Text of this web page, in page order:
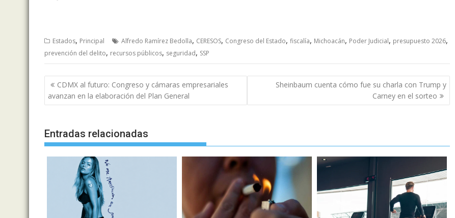
Estados, Principal Alfredo Ramírez Bedolla, CERESOS, Congreso del Estado, fiscalía, Michoacán, Poder Judicial, presupuesto 2026,
prevención del delito, recursos públicos, seguridad, SSP
Navegación
de
entradas
CDMX al futuro: Congreso y cámaras empresariales
avanzan en la elaboración del Plan General
Sheinbaum cuenta cómo fue su charla con Trump y
Carney en el sorteo
Entradas relacionadas